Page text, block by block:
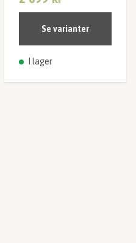
Se varianter
I lager